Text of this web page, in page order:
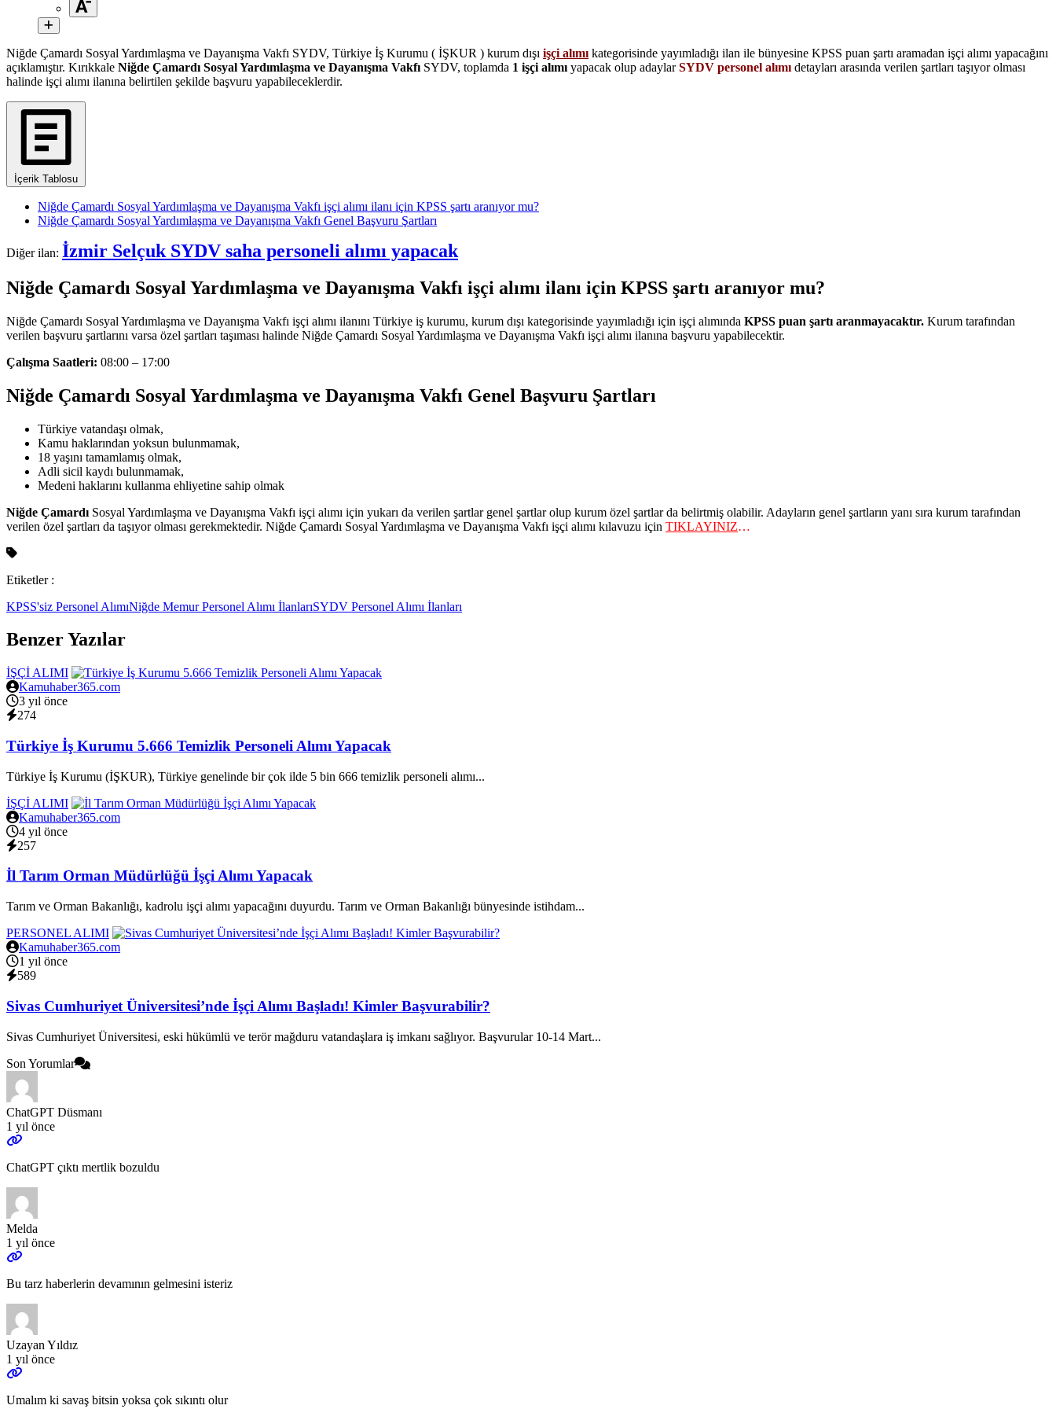
Niğde Çamardı Sosyal Yardımlaşma ve Dayanışma Vakfı SYDV, Türkiye İş Kurumu ( İŞKUR ) kurum dışı işçi alımı kategorisinde yayımladığı ilan ile bünyesine KPSS puan şartı aramadan işçi alımı yapacağını
açıklamıştır. Kırıkkale Niğde Çamardı Sosyal Yardımlaşma ve Dayanışma Vakfı SYDV, toplamda 1 işçi alımı yapacak olup adaylarSYDV personel alımı detayları arasında verilen şartları taşıyor olması
halinde işçi alımı ilanına belirtilen şekilde başvuru yapabileceklerdir.
İçerik Tablosu
Niğde Çamardı Sosyal Yardımlaşma ve Dayanışma Vakfı işçi alımı ilanı için KPSS şartı aranıyor mu?
Niğde Çamardı Sosyal Yardımlaşma ve Dayanışma Vakfı Genel Başvuru Şartları
Diğer ilan: İzmir Selçuk SYDV saha personeli alımı yapacak
Niğde Çamardı Sosyal Yardımlaşma ve Dayanışma Vakfı işçi alımı ilanı için KPSS şartı aranıyor mu?
Niğde Çamardı Sosyal Yardımlaşma ve Dayanışma Vakfı işçi alımı ilanını Türkiye iş kurumu, kurum dışı kategorisinde yayımladığı için işçi alımında KPSS puan şartı aranmayacaktır. Kurum tarafından
verilen başvuru şartlarını varsa özel şartları taşıması halinde Niğde Çamardı Sosyal Yardımlaşma ve Dayanışma Vakfı işçi alımı ilanına başvuru yapabilecektir.
Çalışma Saatleri: 08:00 – 17:00
Niğde Çamardı Sosyal Yardımlaşma ve Dayanışma Vakfı Genel Başvuru Şartları
Türkiye vatandaşı olmak,
Kamu haklarından yoksun bulunmamak,
18 yaşını tamamlamış olmak,
Adli sicil kaydı bulunmamak,
Medeni haklarını kullanma ehliyetine sahip olmak
Niğde Çamardı Sosyal Yardımlaşma ve Dayanışma Vakfı işçi alımı için yukarı da verilen şartlar genel şartlar olup kurum özel şartlar da belirtmiş olabilir. Adayların genel şartların yanı sıra kurum tarafından
verilen özel şartları da taşıyor olması gerekmektedir. Niğde Çamardı Sosyal Yardımlaşma ve Dayanışma Vakfı işçi alımı kılavuzu için TIKLAYINIZ…
Etiketler :
KPSS'siz Personel AlımıNiğde Memur Personel Alımı İlanlarıSYDV Personel Alımı İlanları
Benzer Yazılar
İŞÇİ ALIMI
Kamuhaber365.com
3 yıl önce
274
Türkiye İş Kurumu 5.666 Temizlik Personeli Alımı Yapacak
Türkiye İş Kurumu (İŞKUR), Türkiye genelinde bir çok ilde 5 bin 666 temizlik personeli alımı...
İŞÇİ ALIMI
Kamuhaber365.com
4 yıl önce
257
İl Tarım Orman Müdürlüğü İşçi Alımı Yapacak
Tarım ve Orman Bakanlığı, kadrolu işçi alımı yapacağını duyurdu. Tarım ve Orman Bakanlığı bünyesinde istihdam...
PERSONEL ALIMI
Kamuhaber365.com
1 yıl önce
589
Sivas Cumhuriyet Üniversitesi’nde İşçi Alımı Başladı! Kimler Başvurabilir?
Sivas Cumhuriyet Üniversitesi, eski hükümlü ve terör mağduru vatandaşlara iş imkanı sağlıyor. Başvurular 10-14 Mart...
Son Yorumlar
ChatGPT Düsmanı
1 yıl önce
ChatGPT çıktı mertlik bozuldu
Melda
1 yıl önce
Bu tarz haberlerin devamının gelmesini isteriz
Uzayan Yıldız
1 yıl önce
Umalım ki savaş bitsin yoksa çok sıkıntı olur